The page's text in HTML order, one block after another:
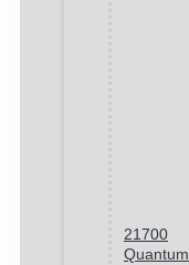
21700
Quantum